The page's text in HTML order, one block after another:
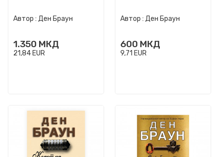
Автор : Ден Браун
1.350 МКД
21,84 EUR
Автор : Ден Браун
600 МКД
9,71 EUR